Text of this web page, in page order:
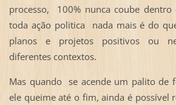
processo, 100% nunca coube dentro
toda ação politica nada mais é do
planos e projetos positivos ou
diferentes contextos.
Mas quando se acende um palito de
ele queime até o fim, ainda é possível